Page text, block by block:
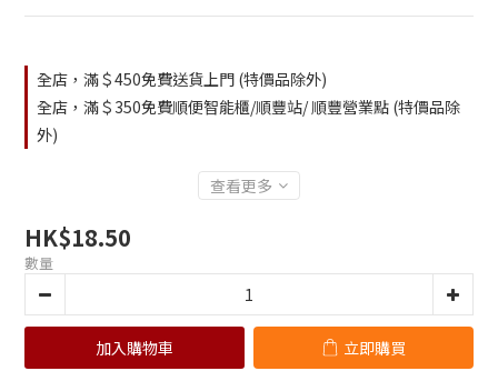
全店，滿＄450免費送貨上門 (特價品除外)
全店，滿＄350免費順便智能櫃/順豐站/ 順豐營業點 (特價品除
外)
查看更多
HK$18.50
數量
加入購物車 立即購買